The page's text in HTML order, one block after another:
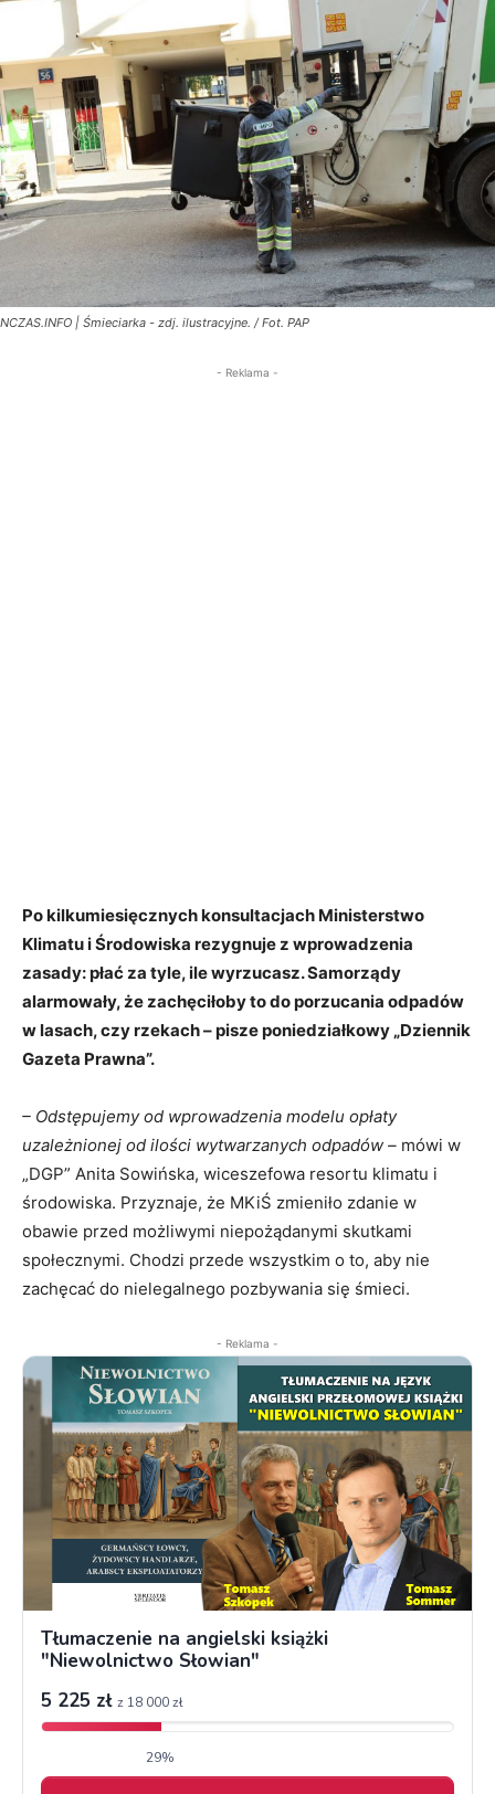
NCZAS.INFO | Śmieciarka - zdj. ilustracyjne. / Fot. PAP
- Reklama -
Po kilkumiesięcznych konsultacjach Ministerstwo
Klimatu i Środowiska rezygnuje z wprowadzenia
zasady: płać za tyle, ile wyrzucasz. Samorządy
alarmowały, że zachęciłoby to do porzucania odpadów
w lasach, czy rzekach – pisze poniedziałkowy „Dziennik
Gazeta Prawna”.
– Odstępujemy od wprowadzenia modelu opłaty
uzależnionej od ilości wytwarzanych odpadów – mówi w
„DGP” Anita Sowińska, wiceszefowa resortu klimatu i
środowiska. Przyznaje, że MKiŚ zmieniło zdanie w
obawie przed możliwymi niepożądanymi skutkami
społecznymi. Chodzi przede wszystkim o to, aby nie
zachęcać do nielegalnego pozbywania się śmieci.
- Reklama -